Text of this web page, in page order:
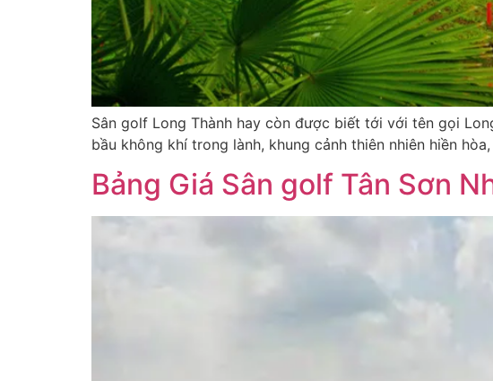
Sân golf Long Thành hay còn được biết tới với tên gọi
bầu không khí trong lành, khung cảnh thiên nhiên hiền
Bảng Giá Sân golf Tân Sơn